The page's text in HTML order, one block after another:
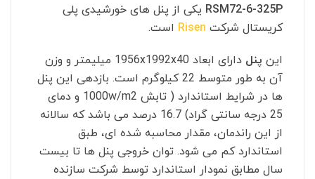
RSM72-6-325P یکی از پنل های خورشیدی پلی
کریستال شرکت Risen است.
این پنل
دارای ابعاد 1956x1992x40 میلیمتر و وزن
آن به طور متوسط 22 کیلوگرم است. بازدهی این پنل
ها در شرایط استاندارد ( تابش 1000w/m2 و دمای
25 درجه سانتی گراد) 16.7 درصد می باشد که سالانه
از این راندمان، مقدار محاسبه شده ای، طبق
استاندارد کم می شود. توان خروجی پنل ها تا بیست
سال مطابق نمودار استاندارد توسط شرکت سازنده